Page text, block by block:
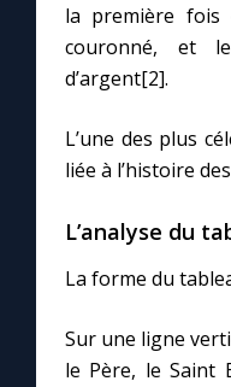
la première fois
couronné, et
d’argent[2].
L’une des plus
liée à l’histoire
L’analyse du
La forme du
Sur une ligne
le Père, le Saint